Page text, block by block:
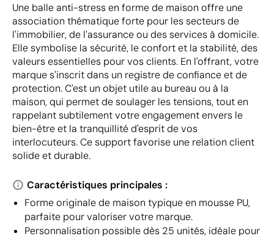
Une balle anti-stress en forme de maison offre une
association thématique forte pour les secteurs de
l'immobilier, de l'assurance ou des services à domicile.
Elle symbolise la sécurité, le confort et la stabilité, des
valeurs essentielles pour vos clients. En l'offrant, votre
marque s'inscrit dans un registre de confiance et de
protection. C'est un objet utile au bureau ou à la
maison, qui permet de soulager les tensions, tout en
rappelant subtilement votre engagement envers le
bien-être et la tranquillité d'esprit de vos
interlocuteurs. Ce support favorise une relation client
solide et durable.
Caractéristiques principales :
Forme originale de maison typique en mousse PU,
parfaite pour valoriser votre marque.
Personnalisation possible dès 25 unités, idéale pour